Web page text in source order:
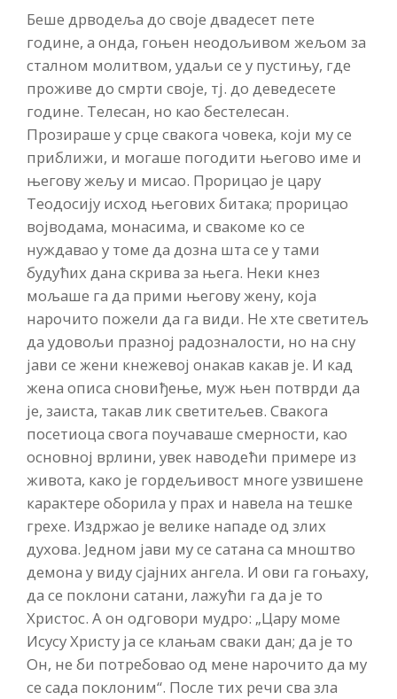
Беше дрводеља до своје двадесет пете
године, а онда, гоњен неодољивом жељом за
сталном молитвом, удаљи се у пустињу, где
проживе до смрти своје, тј. до деведесете
године. Телесан, но као бестелесан.
Прозираше у срце свакога човека, који му се
приближи, и могаше погодити његово име и
његову жељу и мисао. Прорицао је цару
Теодосију исход његових битака; прорицао
војводама, монасима, и свакоме ко се
нуждавао у томе да дозна шта се у тами
будућих дана скрива за њега. Неки кнез
мољаше га да прими његову жену, која
нарочито пожели да га види. Не хте светитељ
да удовољи празној радозналости, но на сну
јави се жени кнежевој онакав какав је. И кад
жена описа сновиђење, муж њен потврди да
је, заиста, такав лик светитељев. Свакога
посетиоца свога поучаваше смерности, као
основној врлини, увек наводећи примере из
живота, како је гордељивост многе узвишене
карактере оборила у прах и навела на тешке
грехе. Издржао је велике нападе од злих
духова. Једном јави му се сатана са мноштво
демона у виду сјајних ангела. И ови га гоњаху,
да се поклони сатани, лажући га да је то
Христос. А он одговори мудро: „Цару моме
Исусу Христу ја се клањам сваки дан; да је то
Он, не би потребовао од мене нарочито да му
се сада поклоним“. После тих речи сва зла